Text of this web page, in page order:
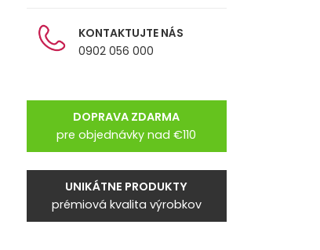
KONTAKTUJTE NÁS
0902 056 000
DOPRAVA ZDARMA
pre objednávky nad €110
UNIKÁTNE PRODUKTY
prémiová kvalita výrobkov